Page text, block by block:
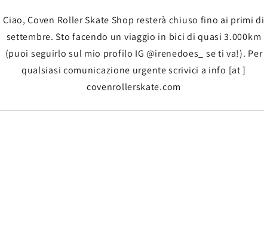
Ciao, Coven Roller Skate Shop resterà chiuso fino ai primi di
settembre. Sto facendo un viaggio in bici di quasi 3.000km
(puoi seguirlo sul mio profilo IG @irenedoes_ se ti va!). Per
qualsiasi comunicazione urgente scrivici a info [at ]
covenrollerskate.com